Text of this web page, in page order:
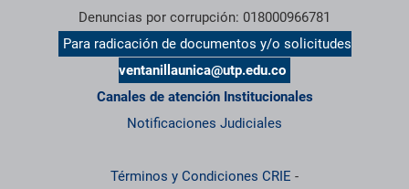
Denuncias por corrupción: 018000966781
Para radicación de documentos y/o solicitudes
ventanillaunica@utp.edu.co
Canales de atención Institucionales
Notificaciones Judiciales
Términos y Condiciones CRIE -